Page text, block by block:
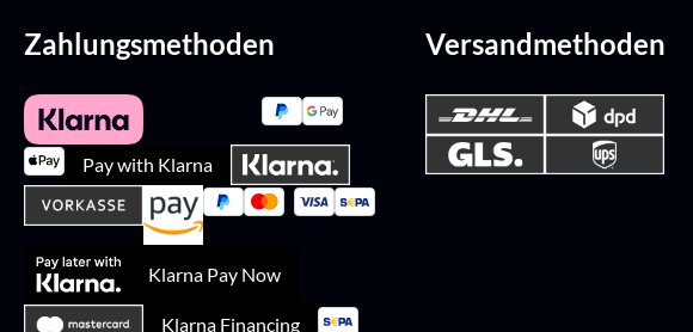
Zahlungsmethoden
Pay with Klarna
Klarna Pay Now
Klarna Financing
Versandmethoden